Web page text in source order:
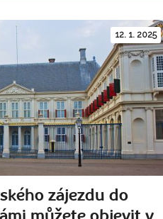
12. 1. 2025
zájezdu do